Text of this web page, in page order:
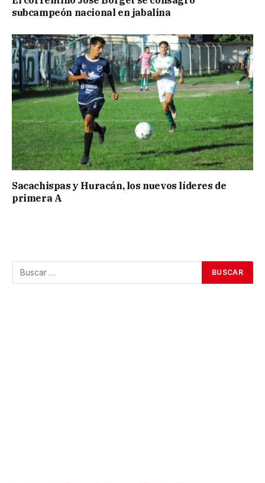
subcampeón nacional en jabalina
Sacachispas y Huracán, los nuevos líderes de
primera A